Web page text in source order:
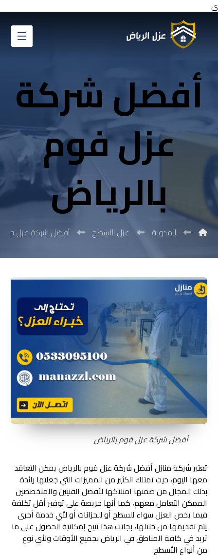
ي
أفضل شركة
عزل فوم
بالرياض
المدونة عزل الأسطح أفضل شركة عزل فوم
أفضل شركة عزل فوم بالرياض
تعتبر شركة منازلأفضل شركة عزل فوم بالرياضيمكن التعاقد
معها اليوم، حيث تمتلك الكثير من المميزات التي جعلتها رائدة
بذلك المجال من ضمنها امتلاكها لأفضل الفنيين والمتخصصين
الممكن التعامل معهم، كما أنها حريصة على توفير أقل تكلفة
فيما يخص العزل سواء للسطح أو للخزانات أو لأي خدمة أخرى
يتم تقديمها من خلالها، بجانب هذا تتيح إمكانية الحصول على ما
تريد في كافة المناطق في الرياض بجميع الأوقات ولأي نوع
من أنواع الأسطح.